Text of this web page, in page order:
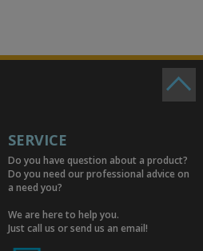
SERVICE
Do you have question about a product?
Do you need our professional advice on
a need you?
We are here to help you.
Just call us or send us an email!